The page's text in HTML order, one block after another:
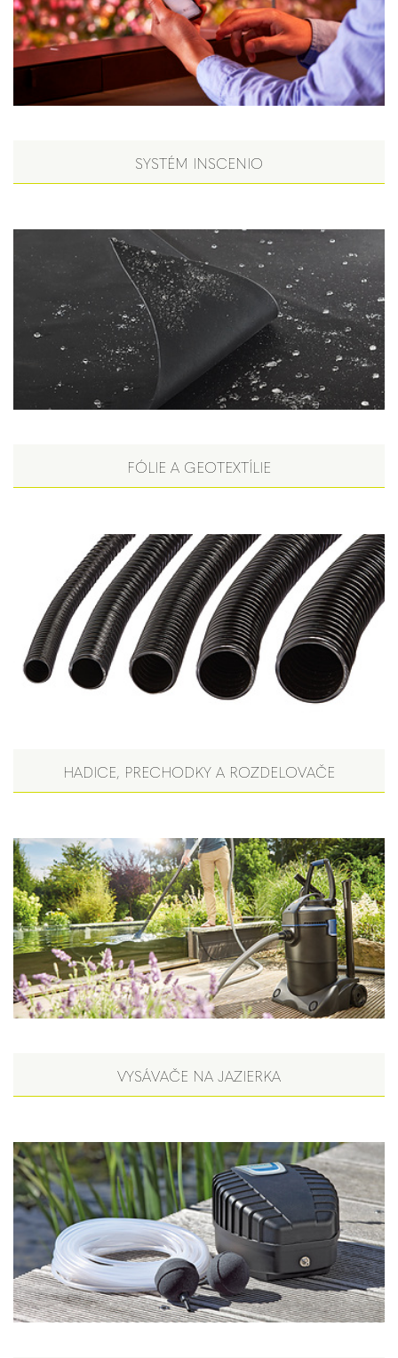
SYSTÉM INSCENIO
FÓLIE A GEOTEXTÍLIE
HADICE, PRECHODKY A ROZDELOVAČE
VYSÁVAČE NA JAZIERKA